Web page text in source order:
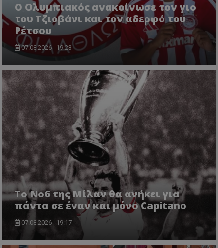
Ο Ολυμπιακός ανακοίνωσε τον γιο
του Τζιοβάνι και τον αδερφό του
Ρέτσου
07.08.2026 - 19:23
Το No6 της Μίλαν θα ανήκει για
πάντα σε έναν και μόνο Capitano
07.08.2026 - 19:17